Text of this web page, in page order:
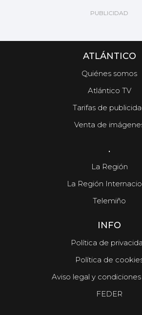
ATLÁNTICO
Quiénes somos
Atlántico TV
Tarifas de
Venta de
.
La Región
La Región
Telemiño
INFO
Política de
Política de
Aviso legal y
FEDER